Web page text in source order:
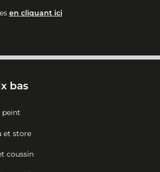
en cliquant ici
bas
peint
et store
coussin